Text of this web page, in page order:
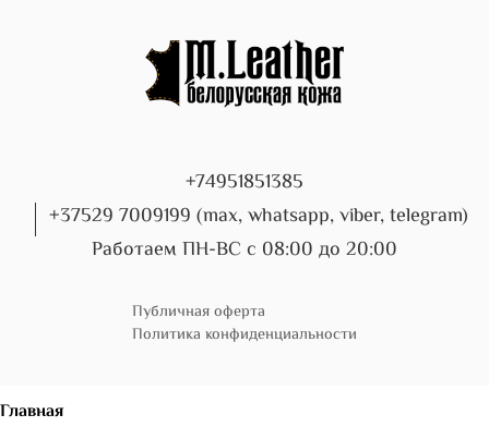
+74951851385
+37529 7009199 (max, whatsapp, viber, telegram)
Работаем ПН-ВС с 08:00 до 20:00
Публичная оферта
Политика конфиденциальности
Главная